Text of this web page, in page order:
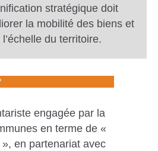
stratégique doit
la mobilité des biens et
du territoire.
PGDi ?
engagée par la
en terme de «
en partenariat avec